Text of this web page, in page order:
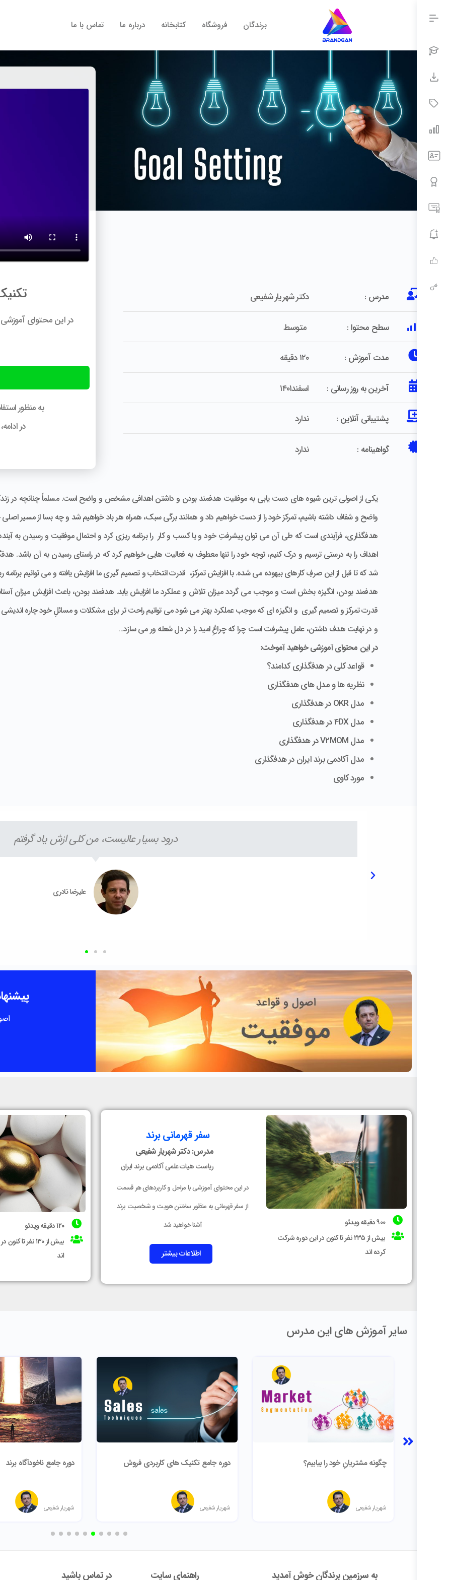
برندگان فروشگاه کتابخانه درباره ما تماس با ما
مدرس : دکتر شهریار شفیعی
سطح محتوا : متوسط
مدت آموزش : ۱۲۰ دقیقه
آخرین به روز رسانی : اسفند۱۴۰۱
پشتیبانی آنلاین : ندارد
گواهینامه : ندارد
در این محتوای
به منظور
در
یکی از اصولی ترین شیوه های دست یابی به موفقیت هدفمند بودن و داشتن اهدافی مشخص و واضح است. مسلماً چنانچه در
واضح و شفاف داشته باشیم، تمرکز خود را از دست خواهیم داد و همانند برگی سبک، همراه هر باد خواهیم شد و چه بسا از مسیر
هدفگذاری، فرآیندی است که طی آن می توان پیشرفتِ خود و یا کسب و کار را برنامه ریزی کرد و احتمال موفقیت و رسیدن به آینده
اهداف را به درستی ترسیم و درک کنیم، توجه خود را تنها معطوف به فعالیت هایی خواهیم کرد که در راستای رسیدن به آن باشد.
شد که تا قبل از این صرفِ کارهای بیهوده می شده. با افزایش تمرکز، قدرت انتخاب و تصمیم گیری ما افزایش یافته و می توانیم
هدفمند بودن، انگیزه بخش است و موجب می گردد میزان تلاش و عملکرد ما افزایش یابد. هدفمند بودن، باعث افزایش میزان
قدرت تمرکز و تصمیم گیری و انگیزه ای که موجب عملکرد بهتر می شود می توانیم راحت تر برای مشکلات و مسائلِ خود چاره اندیشی
و در نهایت هدف داشتن، عامل پیشرفت است چرا که چراغِ امید را در دل شعله ور می سازد…
در این محتوای آموزشی خواهید آموخت:
قواعد کلی در هدفگذاری کدامند؟
نظریه ها و مدل های هدفگذاری
مدل OKR در هدفگذاری
مدل 4DX در هدفگذاری
مدل V2MOM در هدفگذاری
مدل آکادمی برند ایران در هدفگذاری
مورد کاوی
درود بسیار عالیست، من کلی ازش یاد گرفتم
علیرضا نادری
۹۰۰ دقیقه ویدئو
بیش از ۲۳۵ نفر تا کنون در این دوره شرکت
کرده اند
سفر قهرمانی برند
مدرس: دکتر شهریار شفیعی
ریاست هیات علمی آکادمی برند ایران
در این محتوای آموزشی با مراحل و کاربردهای هر قسمت
از سفر قهرمانی به منظور ساختن هویت و شخصیت برند
آشنا خواهید شد
اطلاعات بیشتر
۱۲۰ دقیقه ویدئو
بیش از ۱۳۰ نفر
اند
سایر آموزش های این مدرس
چگونه مشتریانِ خود را بیابیم؟
شهریار شفیعی
دوره جامع تکنیک های کاربردی فروش
شهریار شفیعی
دوره جامع ناخودآگاه برند
شهریار شفیعی
به سرزمین برندگان خوش آمدید راهنمای سایت در تماس باشید